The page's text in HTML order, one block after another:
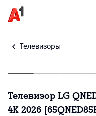
Телевизоры
Телевизор LG
4K 2026